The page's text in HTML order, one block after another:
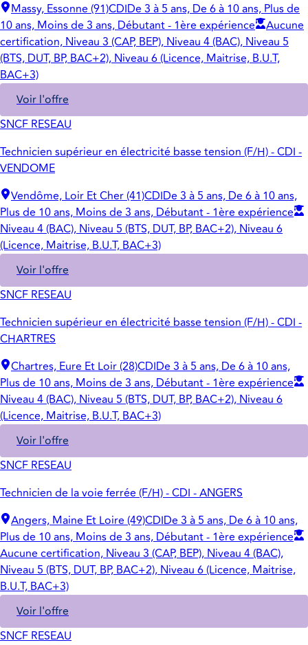
Massy, Essonne (91)CDIDe 3 à 5 ans, De 6 à 10 ans, Plus de
10 ans, Moins de 3 ans, Débutant - 1ère expérience
Aucune
certification, Niveau 3 (CAP, BEP), Niveau 4 (BAC), Niveau 5
(BTS, DUT, BP, BAC+2), Niveau 6 (Licence, Maitrise, B.U.T,
BAC+3)
Voir l'offre
SNCF RESEAU
Technicien supérieur en électricité basse tension (F/H) - CDI -
VENDOME
Vendôme, Loir Et Cher (41)CDIDe 3 à 5 ans, De 6 à 10 ans,
Plus de 10 ans, Moins de 3 ans, Débutant - 1ère expérience
Niveau 4 (BAC), Niveau 5 (BTS, DUT, BP, BAC+2), Niveau 6
(Licence, Maitrise, B.U.T, BAC+3)
Voir l'offre
SNCF RESEAU
Technicien supérieur en électricité basse tension (F/H) - CDI -
CHARTRES
Chartres, Eure Et Loir (28)CDIDe 3 à 5 ans, De 6 à 10 ans,
Plus de 10 ans, Moins de 3 ans, Débutant - 1ère expérience
Niveau 4 (BAC), Niveau 5 (BTS, DUT, BP, BAC+2), Niveau 6
(Licence, Maitrise, B.U.T, BAC+3)
Voir l'offre
SNCF RESEAU
Technicien de la voie ferrée (F/H) - CDI - ANGERS
Angers, Maine Et Loire (49)CDIDe 3 à 5 ans, De 6 à 10 ans,
Plus de 10 ans, Moins de 3 ans, Débutant - 1ère expérience
Aucune certification, Niveau 3 (CAP, BEP), Niveau 4 (BAC),
Niveau 5 (BTS, DUT, BP, BAC+2), Niveau 6 (Licence, Maitrise,
B.U.T, BAC+3)
Voir l'offre
SNCF RESEAU